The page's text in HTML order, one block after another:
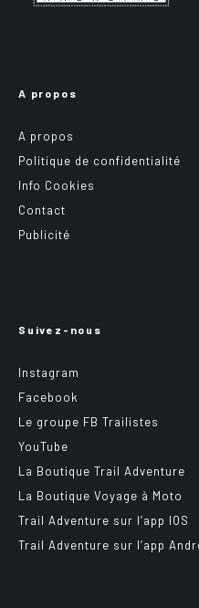
A propos
A propos
Politique de confidentialité
Info Cookies
Contact
Publicité
Suivez-nous
Instagram
Facebook
Le groupe FB Trailistes
YouTube
La Boutique Trail Adventure
La Boutique Voyage à Moto
Trail Adventure sur l’app IOS
Trail Adventure sur l’app